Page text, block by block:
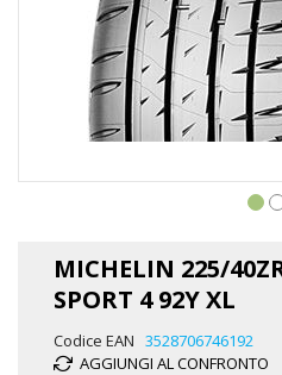
MICHELIN 225/
SPORT 4 92Y XL
Codice EAN 3528706746192
AGGIUNGI AL CONFRONTO
galleria
immagini